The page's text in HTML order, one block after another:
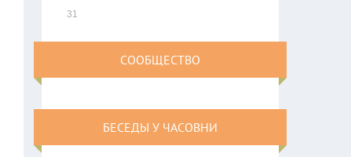
31
СООБЩЕСТВО
БЕСЕДЫ У ЧАСОВНИ